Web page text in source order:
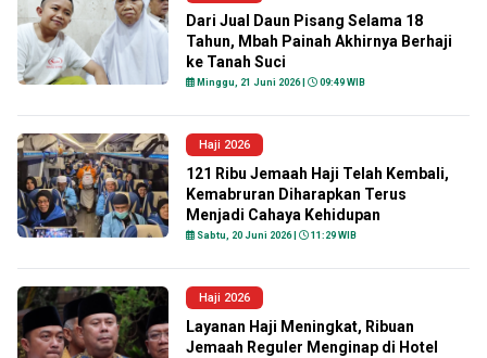
Dari Jual Daun Pisang Selama 18
Tahun, Mbah Painah Akhirnya Berhaji
ke Tanah Suci
Minggu, 21 Juni 2026 | 09:49 WIB
Haji 2026
121 Ribu Jemaah Haji Telah Kembali,
Kemabruran Diharapkan Terus
Menjadi Cahaya Kehidupan
Sabtu, 20 Juni 2026 | 11:29 WIB
Haji 2026
Layanan Haji Meningkat, Ribuan
Jemaah Reguler Menginap di Hotel